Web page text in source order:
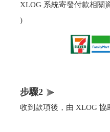
XLOG 系統寄發付款相關
)
步驟2
收到款項後，由 XLOG 協